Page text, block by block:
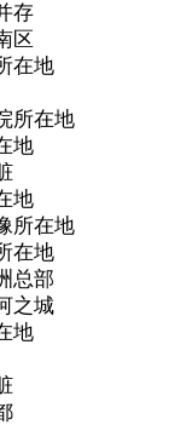
存
区
在地
所在地
地
地
所在地
在地
总部
之城
地